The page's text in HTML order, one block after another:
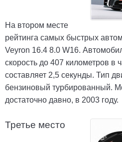
На втором месте
рейтинга самых быстрых
Veyron 16.4 8.0 W16.
скорость до 407 километров в
составляет 2,5 секунды. Тип
бензиновый турбированный.
достаточно давно, в 2003 году.
Третье место